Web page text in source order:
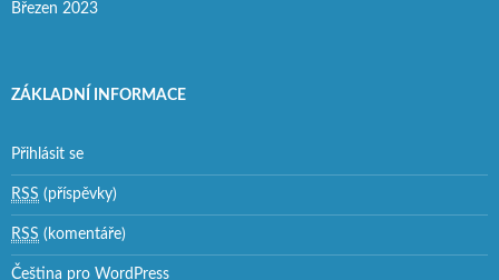
Březen 2023
ZÁKLADNÍ INFORMACE
Přihlásit se
RSS (příspěvky)
RSS (komentáře)
Čeština pro WordPress